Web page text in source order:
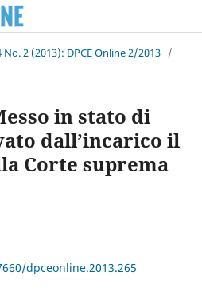
No. 2 (2013): DPCE Online 2/2013 /
in stato di
dall’incarico il
Corte suprema
dpceonline.2013.265